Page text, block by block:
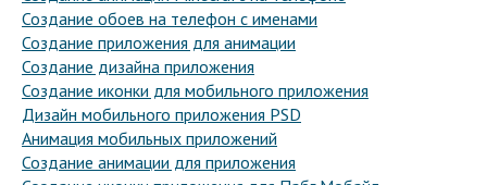
Создание обоев на телефон с именами
Создание приложения для анимации
Создание дизайна приложения
Создание иконки для мобильного приложения
Дизайн мобильного приложения PSD
Анимация мобильных приложений
Создание анимации для приложения